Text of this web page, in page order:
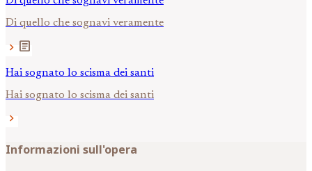
Di quello che sognavi veramente
chevron_right article
Hai sognato lo scisma dei santi
Hai sognato lo scisma dei santi
chevron_right
Informazioni sull'opera